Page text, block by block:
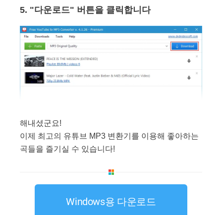
5. "다운로드" 버튼을 클릭합니다
해내셨군요!
이제 최고의 유튜브 MP3 변환기를 이용해 좋아하는
곡들을 즐기실 수 있습니다!
Windows용 다운로드